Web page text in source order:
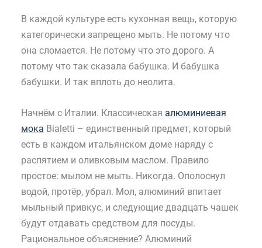
В каждой культуре есть кухонная вещь, которую
категорически запрещено мыть. Не потому что
она сломается. Не потому что это дорого. А
потому что так сказала бабушка. И бабушка
бабушки. И так вплоть до неолита.
Начнём с Италии. Классическая алюминиевая
мока Bialetti – единственный предмет, который
есть в каждом итальянском доме наряду с
распятием и оливковым маслом. Правило
простое: мылом не мыть. Никогда. Ополоснул
водой, протёр, убрал. Мол, алюминий впитает
мыльный привкус, и следующие двадцать чашек
будут отдавать средством для посуды.
Рациональное объяснение? Алюминий